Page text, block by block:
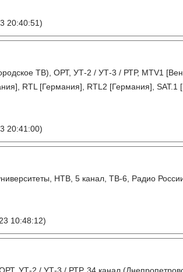
20:40:51)
ТВ), ОРТ, УТ-2 / УТ-3 / РТР, MTV1
RTL [Германия], RTL2 [Германия], SAT.1
20:41:00)
НТВ, 5 канал, ТВ-6, Радио
10:48:12)